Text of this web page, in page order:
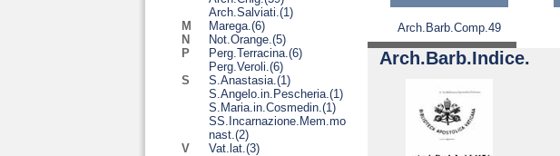
Arch.Salviati.(1)
M
Marega.(6)
N
Not.Orange.(5)
P
Perg.Terracina.(6)
Perg.Veroli.(6)
S
S.Anastasia.(1)
S.Angelo.in.Pescheria.(1)
S.Maria.in.Cosmedin.(1)
SS.Incarnazione.Mem.mo
nast.(2)
V
Vat.lat.(3)
Arch.Barb.Comp.49
Arch.Barb.Indice.